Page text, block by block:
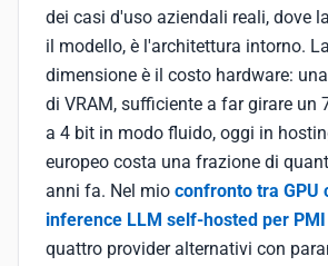
dei casi d'uso aziendali reali, dove
il modello, è l'architettura intorno.
dimensione è il costo hardware:
di VRAM, sufficiente a far girare un
a 4 bit in modo fluido, oggi in
europeo costa una frazione di
anni fa. Nel mio confronto tra GPU
inference LLM self-hosted per PMI
quattro provider alternativi con